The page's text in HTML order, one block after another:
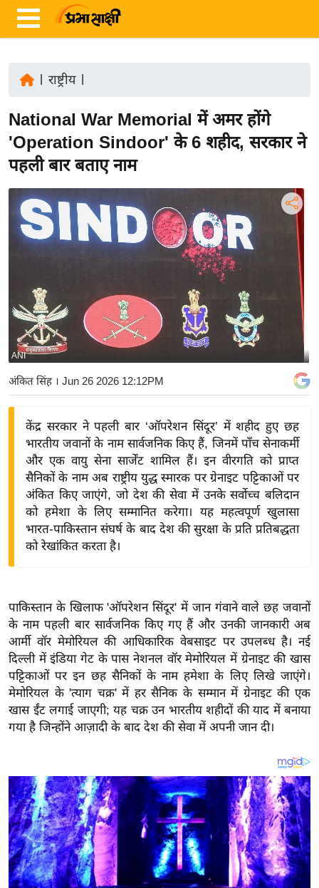
ज़ा
ख
र
रा
ष्ट्री
य
ष्ट्री
य
बि
ज़
ने
द्यो
वि
ज्ञ
रा
य
ब
ज
ट
खे
के
ट
I
P
L
2
राष्ट्रीय|
National War Memorial में अमर होंगे
'Operation Sindoor' के 6 शहीद, सरकार ने
पहली बार बताए नाम
ANI
अंकित सिंह। Jun 26 2026 12:12PM
केंद्र सरकार ने पहली बार ‘ऑपरेशन सिंदूर’ में शहीद हुए छह
भारतीय जवानों के नाम सार्वजनिक किए हैं, जिनमें पाँच सेनाकर्मी
और एक वायु सेना सार्जेंट शामिल हैं। इन वीरगति को प्राप्त
सैनिकों के नाम अब राष्ट्रीय युद्ध स्मारक पर ग्रेनाइट पट्टिकाओं पर
अंकित किए जाएंगे, जो देश की सेवा में उनके सर्वोच्च बलिदान
को हमेशा के लिए सम्मानित करेगा। यह महत्वपूर्ण खुलासा
भारत-पाकिस्तान संघर्ष के बाद देश की सुरक्षा के प्रति प्रतिबद्धता
को रेखांकित करता है।
पाकिस्तान के खिलाफ 'ऑपरेशन सिंदूर' में जान गंवाने वाले छह जवानों
के नाम पहली बार सार्वजनिक किए गए हैं और उनकी जानकारी अब
आर्मी वॉर मेमोरियल की आधिकारिक वेबसाइट पर उपलब्ध है। नई
दिल्ली में इंडिया गेट के पास नेशनल वॉर मेमोरियल में ग्रेनाइट की खास
पट्टिकाओं पर इन छह सैनिकों के नाम हमेशा के लिए लिखे जाएंगे।
मेमोरियल के 'त्याग चक्र' में हर सैनिक के सम्मान में ग्रेनाइट की एक
खास ईंट लगाई जाएगी; यह चक्र उन भारतीय शहीदों की याद में बनाया
गया है जिन्होंने आज़ादी के बाद देश की सेवा में अपनी जान दी।